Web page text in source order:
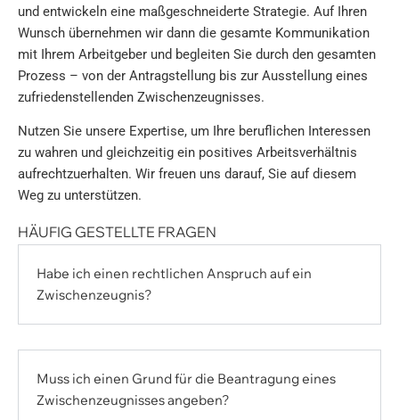
und entwickeln eine maßgeschneiderte Strategie. Auf Ihren
Wunsch übernehmen wir dann die gesamte Kommunikation
mit Ihrem Arbeitgeber und begleiten Sie durch den gesamten
Prozess – von der Antragstellung bis zur Ausstellung eines
zufriedenstellenden Zwischenzeugnisses.
Nutzen Sie unsere Expertise, um Ihre beruflichen Interessen
zu wahren und gleichzeitig ein positives Arbeitsverhältnis
aufrechtzuerhalten. Wir freuen uns darauf, Sie auf diesem
Weg zu unterstützen.
HÄUFIG GESTELLTE FRAGEN
Habe ich einen rechtlichen Anspruch auf ein
Zwischenzeugnis?
Muss ich einen Grund für die Beantragung eines
Zwischenzeugnisses angeben?